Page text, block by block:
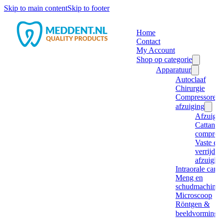
Skip to main contentSkip to footer
Home
Contact
My Account
Shop op categorie
Apparatuur
Autoclaaf
Chirurgie
afzuiging
Cattani
Vaste
Intraorale
Meng en
Microscoop
Röntgen &
beeldvorming